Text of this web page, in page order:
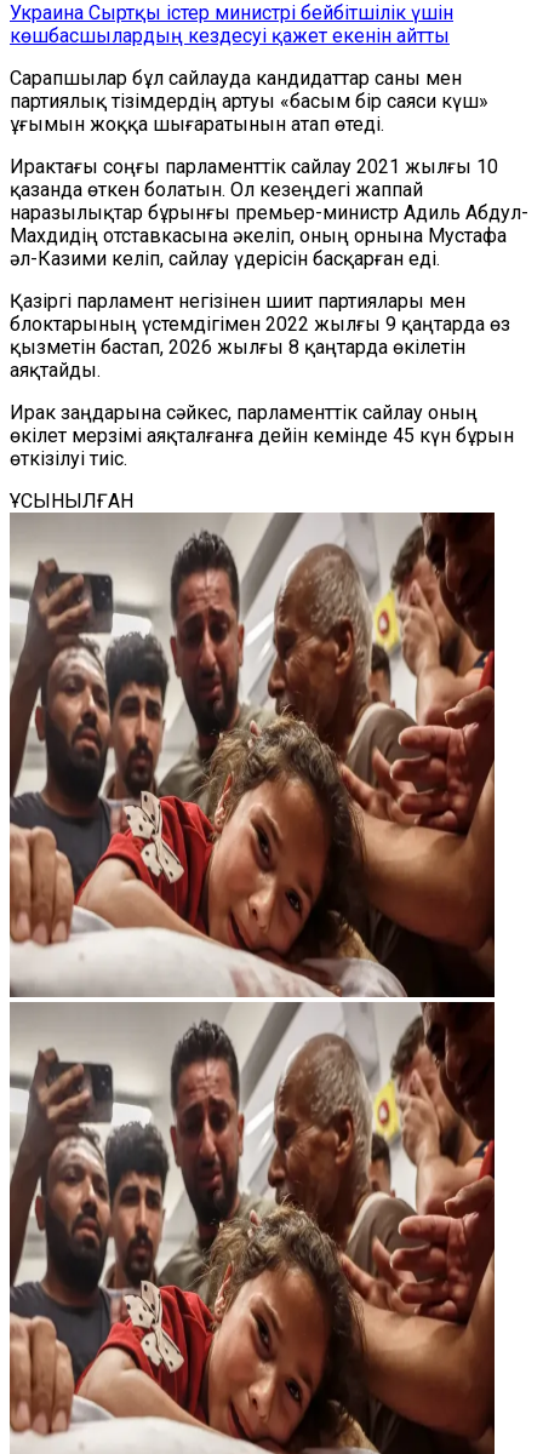
Украина Сыртқы істер министрі бейбітшілік үшін
көшбасшылардың кездесуі қажет екенін айтты
Сарапшылар бұл сайлауда кандидаттар саны мен
партиялық тізімдердің артуы «басым бір саяси күш»
ұғымын жоққа шығаратынын атап өтеді.
Ирактағы соңғы парламенттік сайлау 2021 жылғы 10
қазанда өткен болатын. Ол кезеңдегі жаппай
наразылықтар бұрынғы премьер-министр Адиль Абдул-
Махдидің отставкасына әкеліп, оның орнына Мустафа
әл-Казими келіп, сайлау үдерісін басқарған еді.
Қазіргі парламент негізінен шиит партиялары мен
блоктарының үстемдігімен 2022 жылғы 9 қаңтарда өз
қызметін бастап, 2026 жылғы 8 қаңтарда өкілетін
аяқтайды.
Ирак заңдарына сәйкес, парламенттік сайлау оның
өкілет мерзімі аяқталғанға дейін кемінде 45 күн бұрын
өткізілуі тиіс.
ҰСЫНЫЛҒАН